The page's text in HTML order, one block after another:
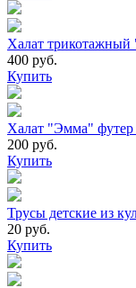
Халат трикотажный
400 руб.
Купить
Халат "Эмма" футер
200 руб.
Купить
Трусы детские из
20 руб.
Купить